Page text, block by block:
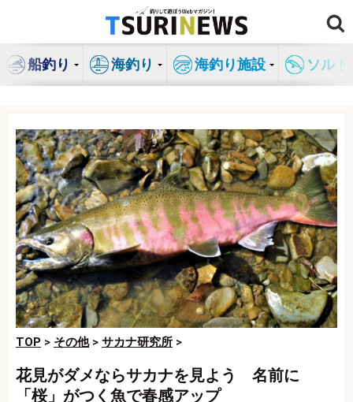
ン
船釣り 海釣り 海釣り施設 ソル
TOP > その他> サカナ研究所 >
花見がダメならサカナを見よう 名前に
「桜」がつく魚で春感アップ